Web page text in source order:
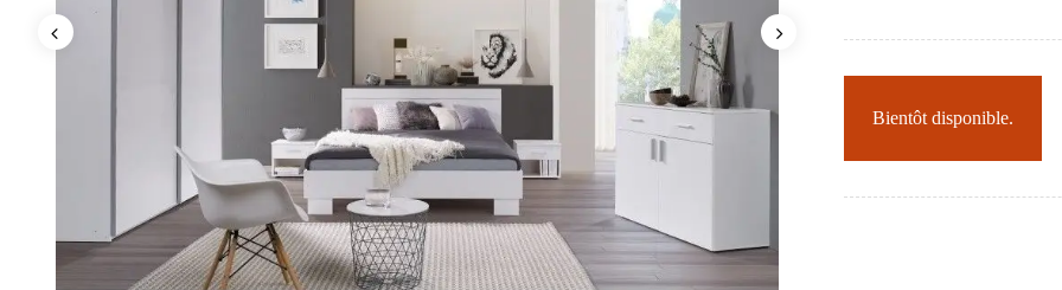
Bientôt disponible.